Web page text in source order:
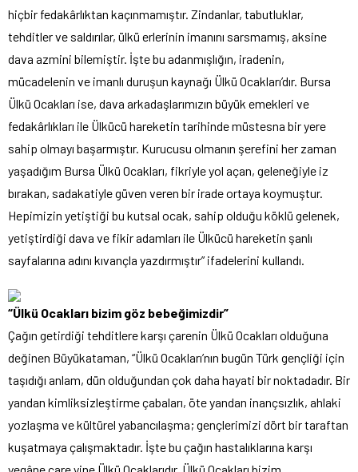
hiçbir fedakârlıktan kaçınmamıştır. Zindanlar, tabutluklar,
tehditler ve saldırılar, ülkü erlerinin imanını sarsmamış, aksine
dava azmini bilemiştir. İşte bu adanmışlığın, iradenin,
mücadelenin ve imanlı duruşun kaynağı Ülkü Ocakları’dır. Bursa
Ülkü Ocakları ise, dava arkadaşlarımızın büyük emekleri ve
fedakârlıkları ile Ülkücü hareketin tarihinde müstesna bir yere
sahip olmayı başarmıştır. Kurucusu olmanın şerefini her zaman
yaşadığım Bursa Ülkü Ocakları, fikriyle yol açan, geleneğiyle iz
bırakan, sadakatiyle güven veren bir irade ortaya koymuştur.
Hepimizin yetiştiği bu kutsal ocak, sahip olduğu köklü gelenek,
yetiştirdiği dava ve fikir adamları ile Ülkücü hareketin şanlı
sayfalarına adını kıvançla yazdırmıştır” ifadelerini kullandı.
“Ülkü Ocakları bizim göz bebeğimizdir”
Çağın getirdiği tehditlere karşı çarenin Ülkü Ocakları olduğuna
değinen Büyükataman, “Ülkü Ocakları’nın bugün Türk gençliği için
taşıdığı anlam, dün olduğundan çok daha hayati bir noktadadır. Bir
yandan kimliksizleştirme çabaları, öte yandan inançsızlık, ahlaki
yozlaşma ve kültürel yabancılaşma; gençlerimizi dört bir taraftan
kuşatmaya çalışmaktadır. İşte bu çağın hastalıklarına karşı